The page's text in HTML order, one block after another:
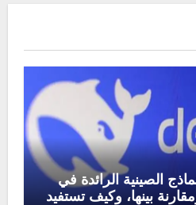
الصينية الرائدة في
بينها، وكيف تستفيد